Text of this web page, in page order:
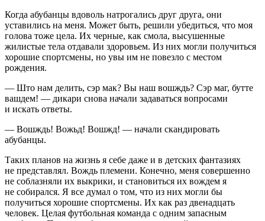
Когда абубанцы вдоволь натрогались друг друга, они
уставились на меня. Может быть, решили убедиться, что моя
голова тоже цела. Их черные, как смола, высушенные
жилистые тела отдавали здоровьем. Из них могли получиться
хорошие спортсмены, но увы им не повезло с местом
рождения.
— Што нам делить, сэр мак? Вы наш вошждь? Сэр маг, бутте
вашдем! — дикари снова начали задаваться вопросами
и искать ответы.
— Вошждь! Вожьд! Вошжд! — начали скандировать
абубанцы.
Таких планов на жизнь я себе даже и в детских фантазиях
не представлял. Вождь племени. Конечно, меня совершенно
не соблазняли их выкрики, и становиться их вождем я
не собирался. Я все думал о том, что из них могли бы
получиться хорошие спортсмены. Их как раз двенадцать
человек. Целая футбольная команда с одним запасным